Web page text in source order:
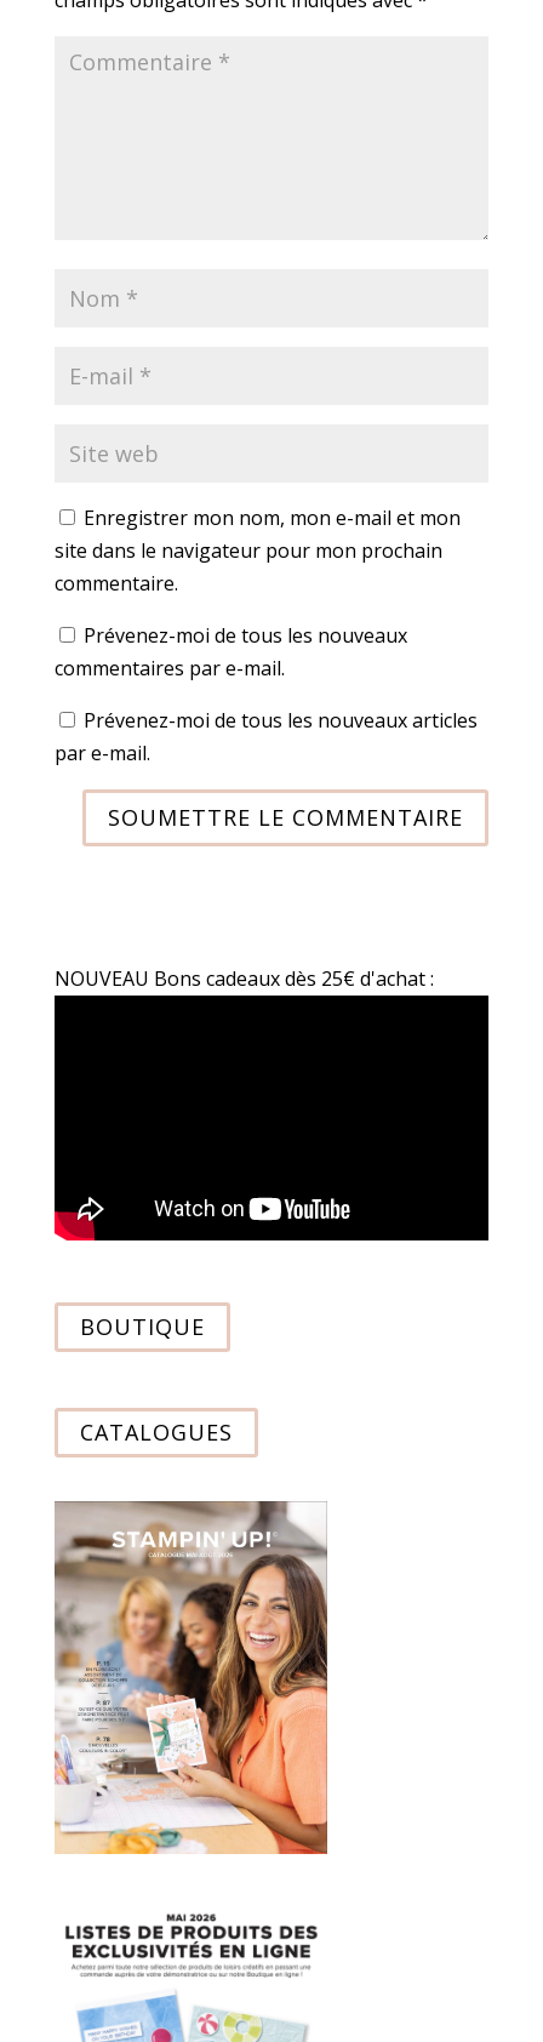
Enregistrer mon nom, mon e-mail et mon
site dans le navigateur pour mon prochain
commentaire.
Prévenez-moi de tous les nouveaux
commentaires par e-mail.
Prévenez-moi de tous les nouveaux articles
par e-mail.
SOUMETTRE LE COMMENTAIRE
NOUVEAU Bons cadeaux dès 25€ d'achat :
BOUTIQUE
CATALOGUES